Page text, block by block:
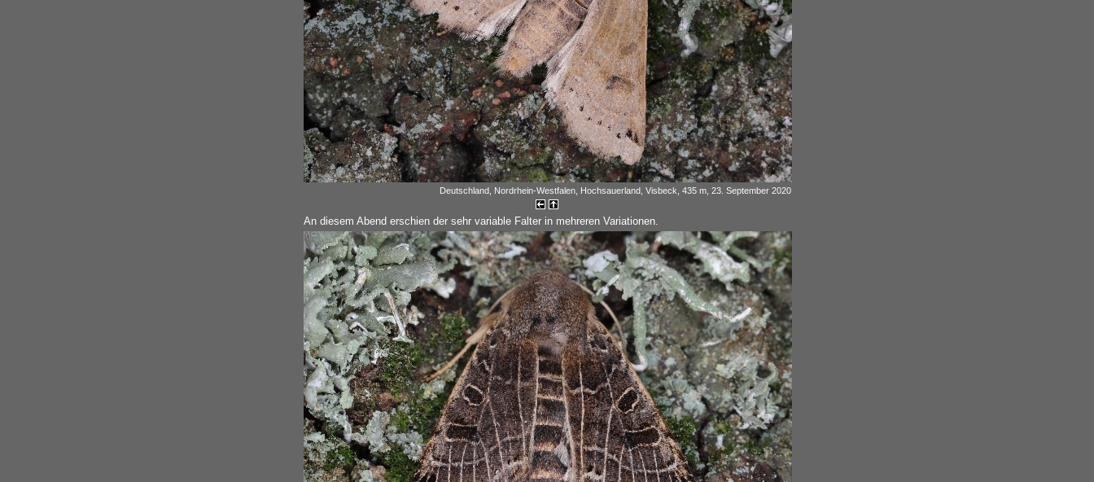
Deutschland, Nordrhein-Westfalen, Hochsauerland, Visbeck, 435 m, 23. September 2020
An diesem Abend erschien der sehr variable Falter in mehreren Variationen.